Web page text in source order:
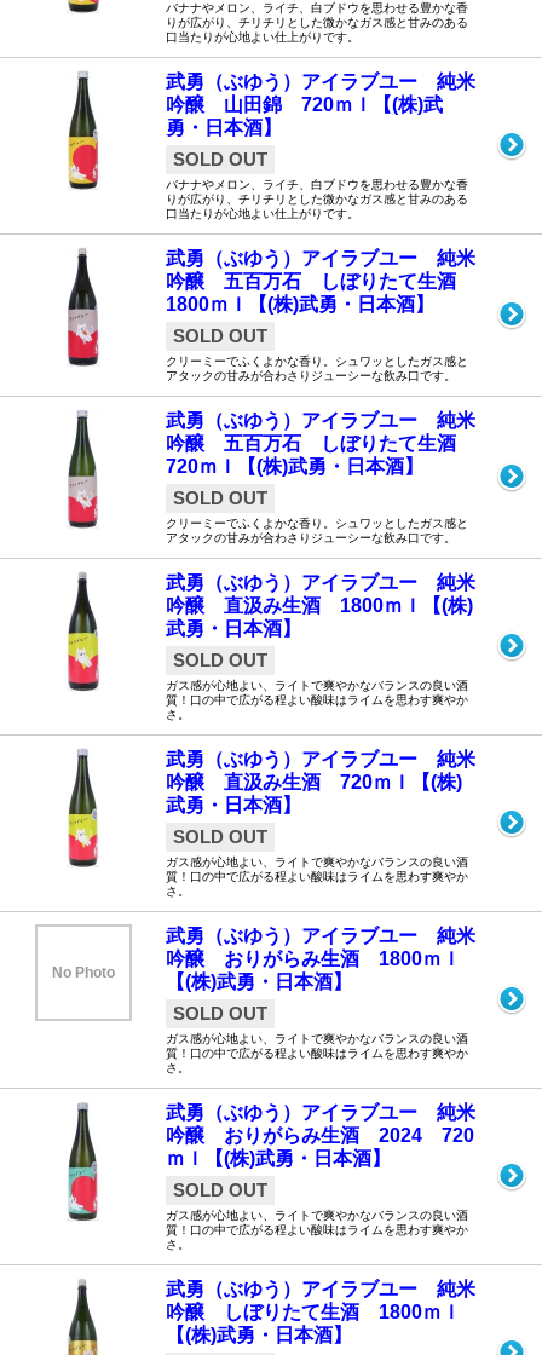
バナナやメロン、ライチ、白ブドウを思わせる豊かな香
りが広がり、チリチリとした微かなガス感と甘みのある
口当たりが心地よい仕上がりです。
武勇（ぶゆう）アイラブユー 純米
吟醸 山田錦 720ｍｌ【(株)武
勇・日本酒】
SOLD OUT
バナナやメロン、ライチ、白ブドウを思わせる豊かな香
りが広がり、チリチリとした微かなガス感と甘みのある
口当たりが心地よい仕上がりです。
武勇（ぶゆう）アイラブユー 純米
吟醸 五百万石 しぼりたて生酒
1800ｍｌ【(株)武勇・日本酒】
SOLD OUT
クリーミーでふくよかな香り。シュワッとしたガス感と
アタックの甘みが合わさりジューシーな飲み口です。
武勇（ぶゆう）アイラブユー 純米
吟醸 五百万石 しぼりたて生酒
720ｍｌ【(株)武勇・日本酒】
SOLD OUT
クリーミーでふくよかな香り。シュワッとしたガス感と
アタックの甘みが合わさりジューシーな飲み口です。
武勇（ぶゆう）アイラブユー 純米
吟醸 直汲み生酒 1800ｍｌ【(株)
武勇・日本酒】
SOLD OUT
ガス感が心地よい、ライトで爽やかなバランスの良い酒
質！口の中で広がる程よい酸味はライムを思わす爽やか
さ。
武勇（ぶゆう）アイラブユー 純米
吟醸 直汲み生酒 720ｍｌ【(株)
武勇・日本酒】
SOLD OUT
ガス感が心地よい、ライトで爽やかなバランスの良い酒
質！口の中で広がる程よい酸味はライムを思わす爽やか
さ。
No Photo
武勇（ぶゆう）アイラブユー 純米
吟醸 おりがらみ生酒 1800ｍｌ
【(株)武勇・日本酒】
SOLD OUT
ガス感が心地よい、ライトで爽やかなバランスの良い酒
質！口の中で広がる程よい酸味はライムを思わす爽やか
さ。
武勇（ぶゆう）アイラブユー 純米
吟醸 おりがらみ生酒 2024 720
ｍｌ【(株)武勇・日本酒】
SOLD OUT
ガス感が心地よい、ライトで爽やかなバランスの良い酒
質！口の中で広がる程よい酸味はライムを思わす爽やか
さ。
武勇（ぶゆう）アイラブユー 純米
吟醸 しぼりたて生酒 1800ｍｌ
【(株)武勇・日本酒】